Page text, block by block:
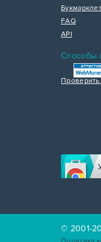
FAQ
API
Способы
Проверить
© 2001-